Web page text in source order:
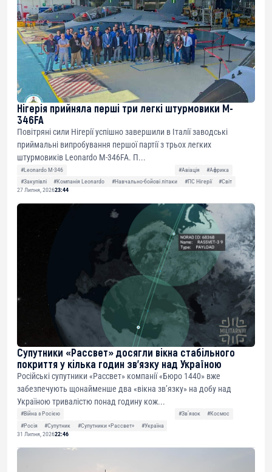
Нігерія прийняла перші три легкі штурмовики M-
346FA
Повітряні сили Нігерії успішно завершили в Італії заводські
приймальні випробування першої партії з трьох легких
штурмовиків Leonardo M-346FA. П...
#Leonardo M-346 #Авіація
#Африка
#Закупівлі
#Компанія Leonardo #Навчально-бойові літаки #ПС Нігерії
#Світ
27 Липня, 202623:44
Супутники «Рассвет» досягли вікна стабільного
покриття у кілька годин зв’язку над Україною
Російські супутники «Рассвет» компанії «Бюро 1440» вже
забезпечують щонайменше два «вікна зв’язку» на добу над
Україною тривалістю понад годину кож...
#Війна з Росією #Звʼязок
#Космос
#Росія
#Супутник #Супутники «Рассвет»
#Україна
31 Липня, 202622:46